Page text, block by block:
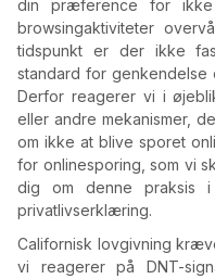
din præference for
browsingaktiviteter
tidspunkt er der ikke
standard for genkendelse
Derfor reagerer vi i
eller andre mekanismer,
om ikke at blive sporet
for onlinesporing, som vi
dig om denne praksis
privatlivserklæring.
Californisk lovgivning
vi reagerer på DNT-